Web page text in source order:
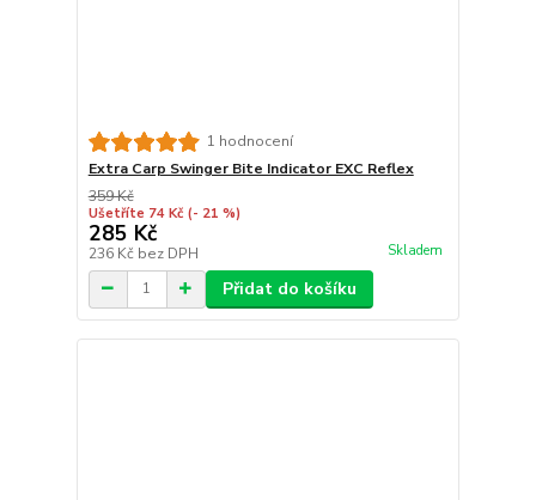
1 hodnocení
Extra Carp Swinger Bite Indicator EXC Reflex
359 Kč
Ušetříte 74 Kč (- 21 %)
285 Kč
236 Kč bez DPH Skladem
Přidat do košíku